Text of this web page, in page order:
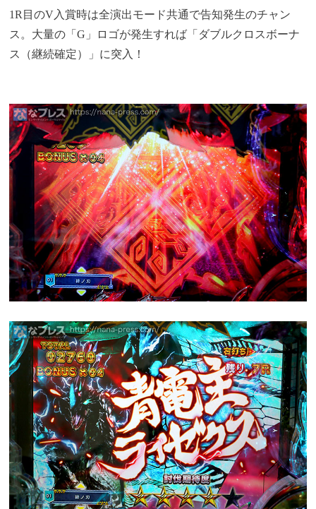
1R目のV入賞時は全演出モード共通で告知発生のチャン
ス。大量の「G」ロゴが発生すれば「ダブルクロスボーナ
ス（継続確定）」に突入！